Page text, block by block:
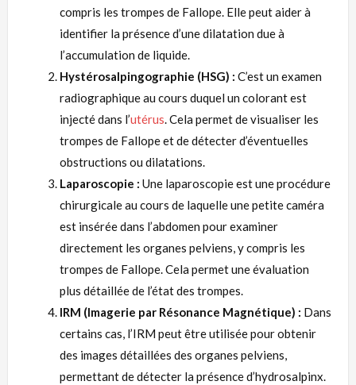
compris les trompes de Fallope. Elle peut aider à
identifier la présence d’une dilatation due à
l’accumulation de liquide.
Hystérosalpingographie (HSG) : C’est un examen
radiographique au cours duquel un colorant est
injecté dans l’utérus. Cela permet de visualiser les
trompes de Fallope et de détecter d’éventuelles
obstructions ou dilatations.
Laparoscopie : Une laparoscopie est une procédure
chirurgicale au cours de laquelle une petite caméra
est insérée dans l’abdomen pour examiner
directement les organes pelviens, y compris les
trompes de Fallope. Cela permet une évaluation
plus détaillée de l’état des trompes.
IRM (Imagerie par Résonance Magnétique) : Dans
certains cas, l’IRM peut être utilisée pour obtenir
des images détaillées des organes pelviens,
permettant de détecter la présence d’hydrosalpinx.